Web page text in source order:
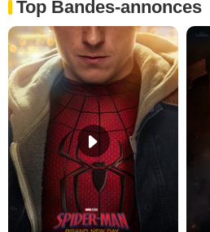
Top Bandes-annonces